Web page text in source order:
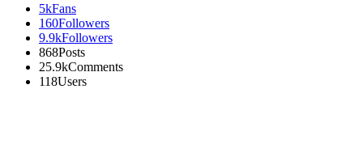
5kFans
160Followers
9.9kFollowers
868Posts
25.9kComments
118Users